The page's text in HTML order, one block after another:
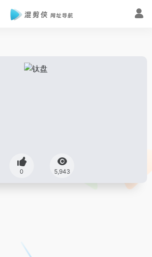
0 5,943